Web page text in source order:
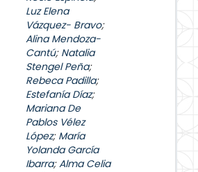
Luz Elena
Vázquez- Bravo;
Alina Mendoza-
Cantú; Natalia
Stengel Peña;
Rebeca Padilla;
Estefanía Díaz;
Mariana De
Pablos Vélez
López; María
Yolanda García
Ibarra;Alma Celia